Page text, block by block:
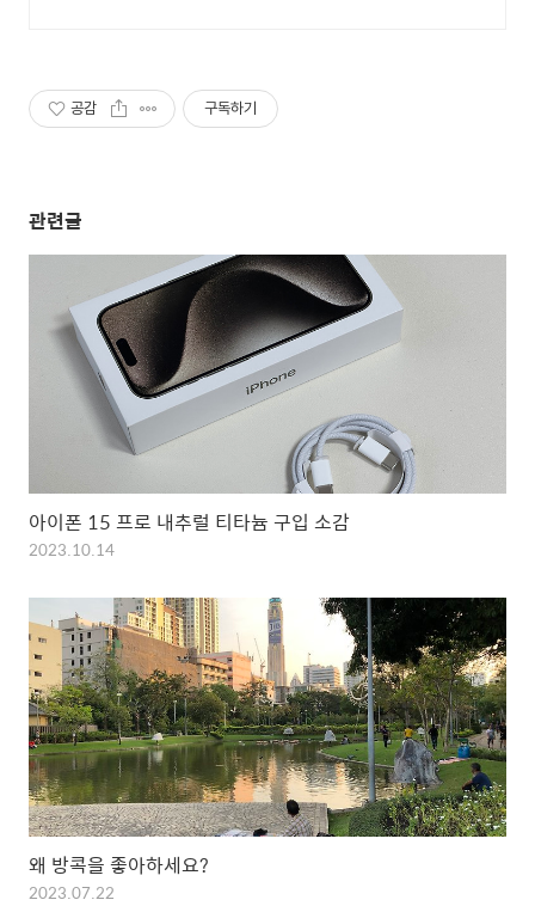
공감 구독하기
관련글
아이폰 15 프로 내추럴 티타늄 구입 소감
2023.10.14
왜 방콕을 좋아하세요?
2023.07.22